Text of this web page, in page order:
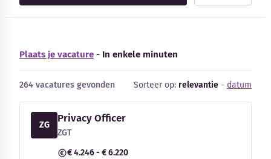
Externe bronnen
Woordenboek
Auteurs
Plaats je vacature - In enkele minuten
264 vacatures gevonden Sorteer op: relevantie - datum
ZG
Privacy Officer
ZGT
€ 4.246 - € 6.220